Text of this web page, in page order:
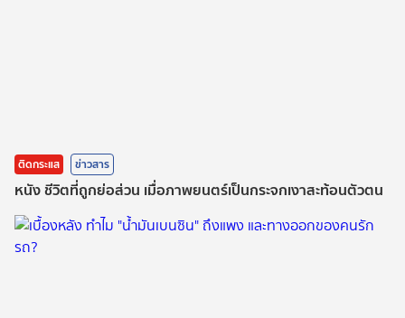
ติดกระแส ข่าวสาร
หนัง ชีวิตที่ถูกย่อส่วน เมื่อภาพยนตร์เป็นกระจกเงาสะท้อนตัวตน